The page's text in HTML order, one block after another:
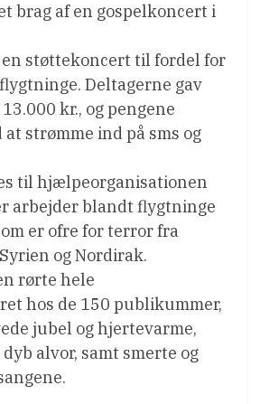
brag af en gospelkoncert i
støttekoncert til fordel for
Deltagerne gav
kr., og pengene
strømme ind på sms og
til hjælpeorganisationen
arbejder blandt flygtninge
er ofre for terror fra
og Nordirak.
rørte hele
hos de 150 publikummer,
jubel og hjertevarme,
alvor, samt smerte og